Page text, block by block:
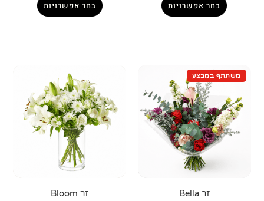
בחר אפשרויות בחר אפשרויות
זר Bella זר Bloom